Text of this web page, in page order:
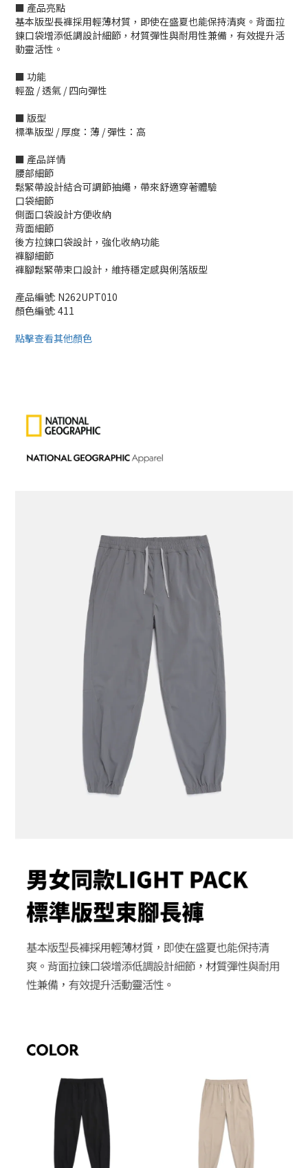
■ 產品亮點
基本版型長褲採用輕薄材質，即使在盛夏也能保持清爽。背面拉
鍊口袋增添低調設計細節，材質彈性與耐用性兼備，有效提升活
動靈活性。
■ 功能
輕盈 / 透氣 / 四向彈性
■ 版型
標準版型 / 厚度：薄 / 彈性：高
■ 產品詳情
腰部細節
鬆緊帶設計結合可調節抽繩，帶來舒適穿著體驗
口袋細節
側面口袋設計方便收納
背面細節
後方拉鍊口袋設計，強化收納功能
褲腳細節
褲腳鬆緊帶束口設計，維持穩定感與俐落版型
產品編號: N262UPT010
顏色編號: 411
點擊查看其他顏色